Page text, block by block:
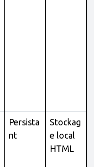
Persista
nt
Stockag
e local
HTML